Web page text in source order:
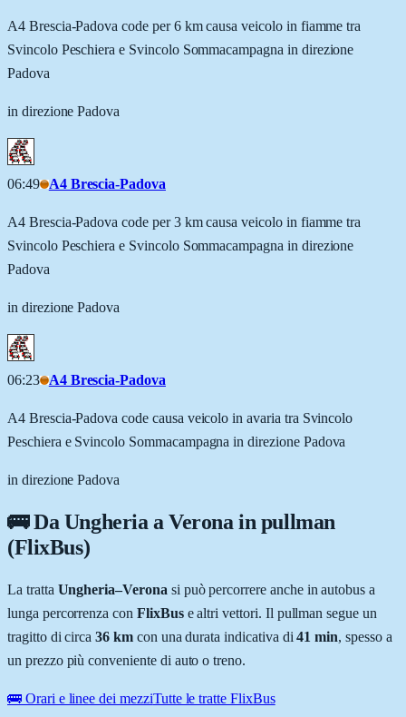
A4 Brescia-Padova code per 6 km causa veicolo in fiamme tra
Svincolo Peschiera e Svincolo Sommacampagna in direzione
Padova
in direzione Padova
06:49 A4 Brescia-Padova
A4 Brescia-Padova code per 3 km causa veicolo in fiamme tra
Svincolo Peschiera e Svincolo Sommacampagna in direzione
Padova
in direzione Padova
06:23 A4 Brescia-Padova
A4 Brescia-Padova code causa veicolo in avaria tra Svincolo
Peschiera e Svincolo Sommacampagna in direzione Padova
in direzione Padova
🚌 DaUngheriaaVeronain pullman
(FlixBus)
La tratta Ungheria–Verona si può percorrere anche in autobus a
lunga percorrenza con FlixBuse altri vettori. Il pullman segue un
tragitto di circa 36 kmcon una durata indicativa di 41 min, spesso a
un prezzo più conveniente di auto o treno.
🚌 Orari e linee dei mezziTutte le tratte FlixBus